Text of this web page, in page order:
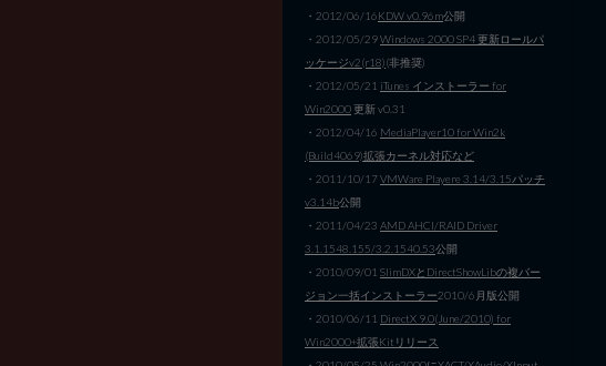
・2012/06/16KDW v0.96m公開
・2012/05/29Windows 2000 SP4 更新ロールパ
ッケージv2(r18)(非推奨)
・2012/05/21 iTunes インストーラー for
Win2000更新 v0.31
・2012/04/16 MediaPlayer10 for Win2k
(Build4069)拡張カーネル対応など
・2011/10/17VMWare Playere 3.14/3.15パッチ
v3.14b公開
・2011/04/23 AMD AHCI/RAID Driver
3.1.1548.155/3.2.1540.53公開
・2010/09/01 SlimDXとDirectShowLibの複バー
ジョン一括インストーラー2010/6月版公開
・2010/06/11 DirectX 9.0(June/2010) for
Win2000+拡張Kitリリース